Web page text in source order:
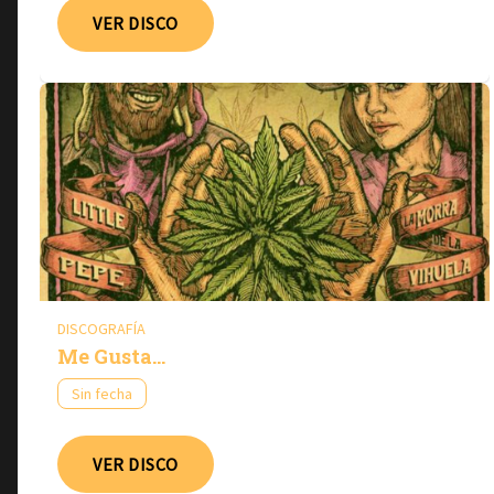
VER DISCO
DISCOGRAFÍA
Me Gusta...
Sin fecha
VER DISCO